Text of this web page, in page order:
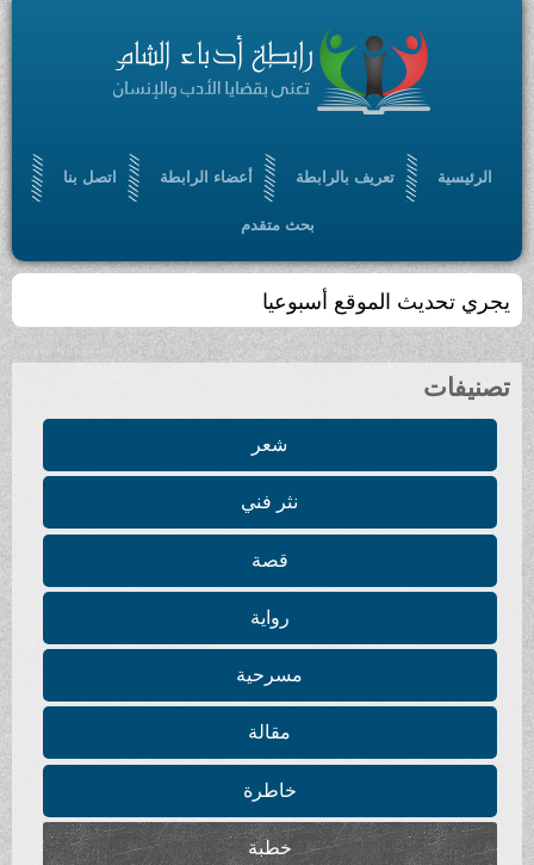
الرئيسية تعريف بالرابطة أعضاء الرابطة اتصل بنا
بحث متقدم
يجري تحديث الموقع أسبوعيا
تصنيفات
شعر
نثر فني
قصة
رواية
مسرحية
مقالة
خاطرة
خطبة